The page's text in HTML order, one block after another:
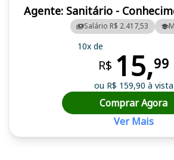
Agente: Sanitário -
Salário R$ 2.417,53
10x de
R$ 15,99
ou R$ 159,90 à vista
Comprar Agora
Ver Mais